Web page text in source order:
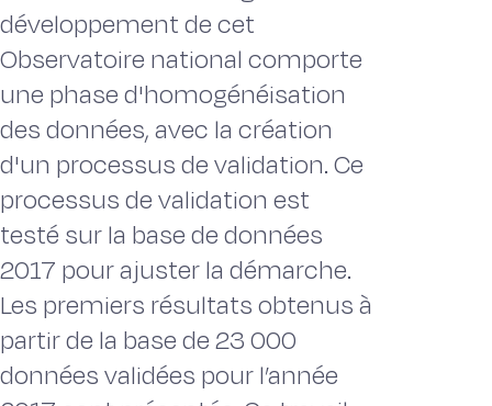
développement de cet
Observatoire national comporte
une phase d'homogénéisation
des données, avec la création
d'un processus de validation. Ce
processus de validation est
testé sur la base de données
2017 pour ajuster la démarche.
Les premiers résultats obtenus à
partir de la base de 23 000
données validées pour l’année